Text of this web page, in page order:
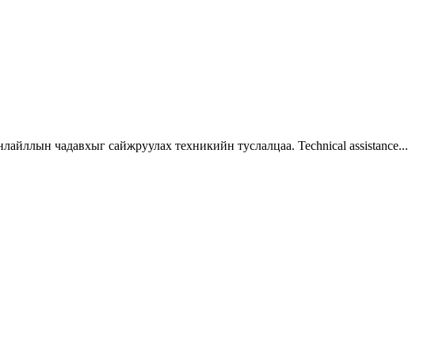
чадавхыг сайжруулах техникийн туслалцаа. Technical assistance...